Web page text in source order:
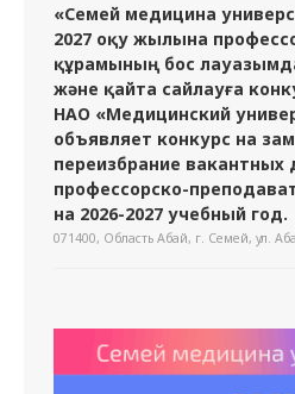
«Семей медицина
2027 оқу жылына
құрамының бос
және қайта сайлауға
НАО «Медицинский
объявляет конкурс на
переизбрание вакантных
профессорско-
на 2026-2027 учебный год.
071400, Область Абай, г. Семей, ул.